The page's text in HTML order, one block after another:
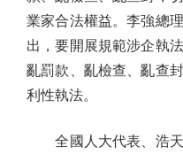
業家合法權益。李強總
出，要開展規範涉企執
亂罰款、亂檢查、亂查
利性執法。
全國人大代表、浩天